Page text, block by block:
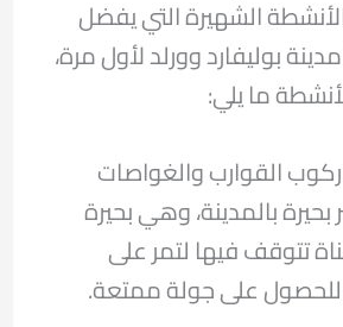
الشهيرة التي يفضل
بوليفارد وورلد لأول مرة،
ما يلي:
ركوب القوارب والغواصات
بالمدينة، وهي بحيرة
من 11 قناة تتوقف فيها لتمر على
للحصول على جولة ممتعة.